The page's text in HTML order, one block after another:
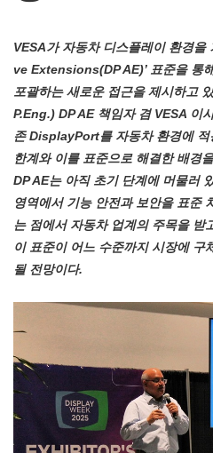
VESA가 자동차 디스플레이 환경
ve Extensions(DP AE)’ 표준을 통
포괄하는 새로운 접근을 제시하고
P.Eng.) DP AE 책임자 겸 VESA 이
존 DisplayPort를 자동차 환경에
한계와 이를 표준으로 해결한 배경
DP AE는 아직 초기 단계에 머물러
영역에서 기능 안전과 보안을 표준
는 점에서 자동차 업계의 주목을 받
이 표준이 어느 수준까지 시장에 구
될 전망이다.